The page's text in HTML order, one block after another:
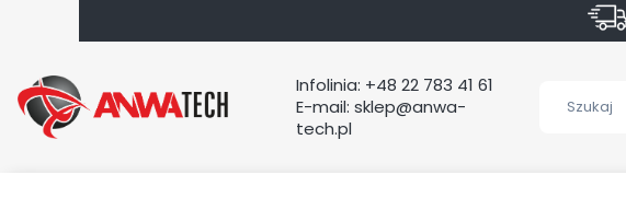
Infolinia: +48 22 783 41 61
E-mail: sklep@anwa-
tech.pl